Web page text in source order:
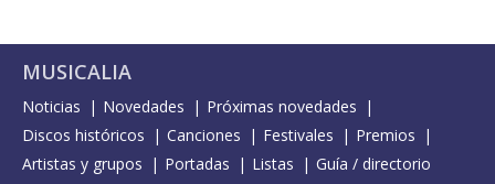
MUSICALIA
Noticias Novedades
Próximas novedades
Discos históricos
Canciones Festivales
Premios
Artistas y grupos
Portadas Listas Guía / directorio